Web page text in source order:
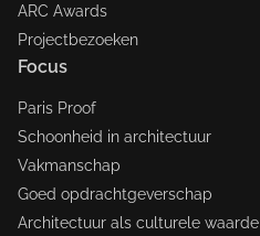
ARC Awards
Projectbezoeken
Focus
Paris Proof
Schoonheid in architectuur
Vakmanschap
Goed opdrachtgeverschap
Architectuur als culturele waarde